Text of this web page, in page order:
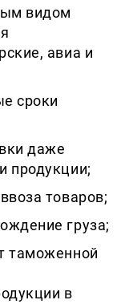
видом
авиа и
сроки
даже
продукции;
товаров;
груза;
таможенной
в